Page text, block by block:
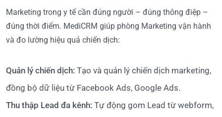
Marketing trong y tế cần đúng người – đúng thông điệp –
đúng thời điểm. MediCRM giúp phòng Marketing vận hành
và đo lường hiệu quả chiến dịch:
Quản lý chiến dịch: Tạo và quản lý chiến dịch marketing,
đồng bộ dữ liệu từ Facebook Ads, Google Ads.
Thu thập Lead đa kênh: Tự động gom Lead từ webform,